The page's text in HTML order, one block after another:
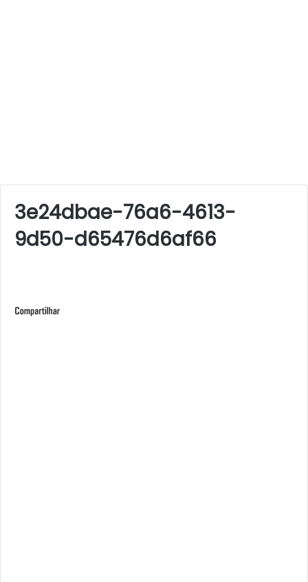
3e24dbae-76a6-4613-
9d50-d65476d6af66